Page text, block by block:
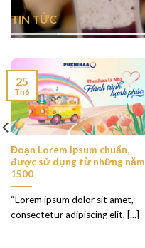
TIN TỨC
Đoạn Lorem Ipsum chuẩn,
được sử dụng từ những năm
1500
“Lorem ipsum dolor sit amet,
consectetur adipiscing elit, [...]
25
Th6